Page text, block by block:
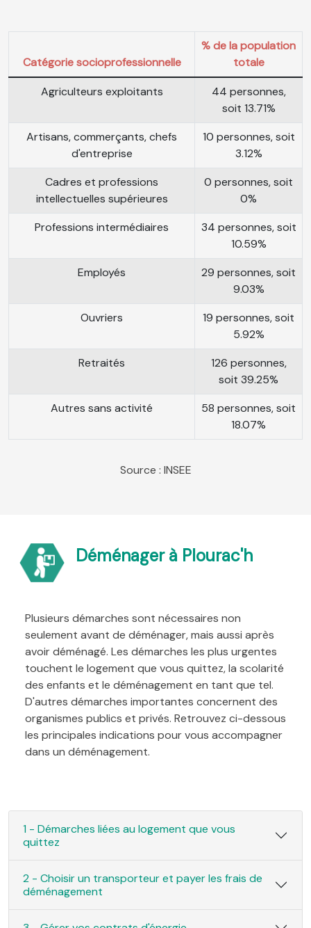
Catégorie socioprofessionnelle
% de la population
totale
Agriculteurs exploitants
44 personnes,
soit 13.71%
Artisans, commerçants, chefs
d'entreprise
10 personnes, soit
3.12%
Cadres et professions
intellectuelles supérieures
0 personnes, soit
0%
Professions intermédiaires
34 personnes, soit
10.59%
Employés
29 personnes, soit
9.03%
Ouvriers
19 personnes, soit
5.92%
Retraités
126 personnes,
soit 39.25%
Autres sans activité
58 personnes, soit
18.07%
Source : INSEE
Déménager à Plourac'h
Plusieurs démarches sont nécessaires non
seulement avant de déménager, mais aussi après
avoir déménagé. Les démarches les plus urgentes
touchent le logement que vous quittez, la scolarité
des enfants et le déménagement en tant que tel.
D'autres démarches importantes concernent des
organismes publics et privés. Retrouvez ci-dessous
les principales indications pour vous accompagner
dans un déménagement.
1 - Démarches liées au logement que vous
quittez
2 - Choisir un transporteur et payer les frais de
déménagement